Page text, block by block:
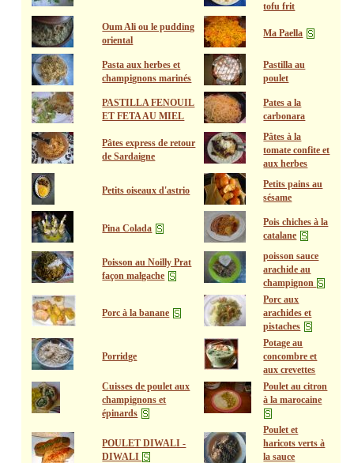
tofu frit
Oum Ali ou le pudding
oriental
Ma Paella
Pasta aux herbes et
champignons marinés
Pastilla au
poulet
PASTILLA FENOUIL
ET FETA AU MIEL
Pates a la
carbonara
Pâtes express de retour
de Sardaigne
Pâtes à la
tomate confite et
aux herbes
Petits oiseaux d'astrio
Petits pains au
sésame
Pina Colada
Pois chiches à la
catalane
Poisson au Noilly Prat
façon malgache
poisson sauce
arachide au
champignon
Porc à la banane
Porc aux
arachides et
pistaches
Porridge
Potage au
concombre et
aux crevettes
Cuisses de poulet aux
champignons et
épinards
Poulet au citron
à la marocaine
POULET DIWALI -
DIWALI
Poulet et
haricots verts à
la sauce